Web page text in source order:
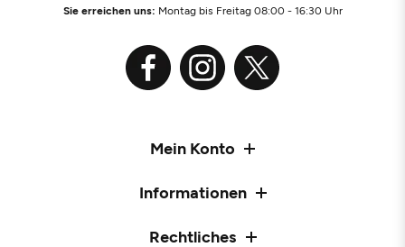
Sie erreichen uns: Montag bis Freitag 08:00 - 16:30 Uhr
Mein Konto
Informationen
Rechtliches